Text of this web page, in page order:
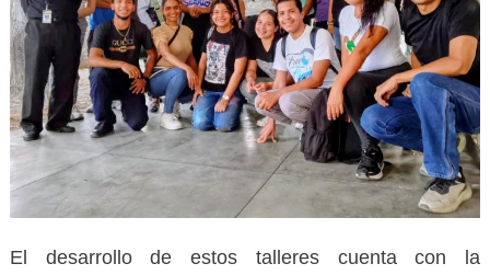
El desarrollo de estos talleres cuenta con la